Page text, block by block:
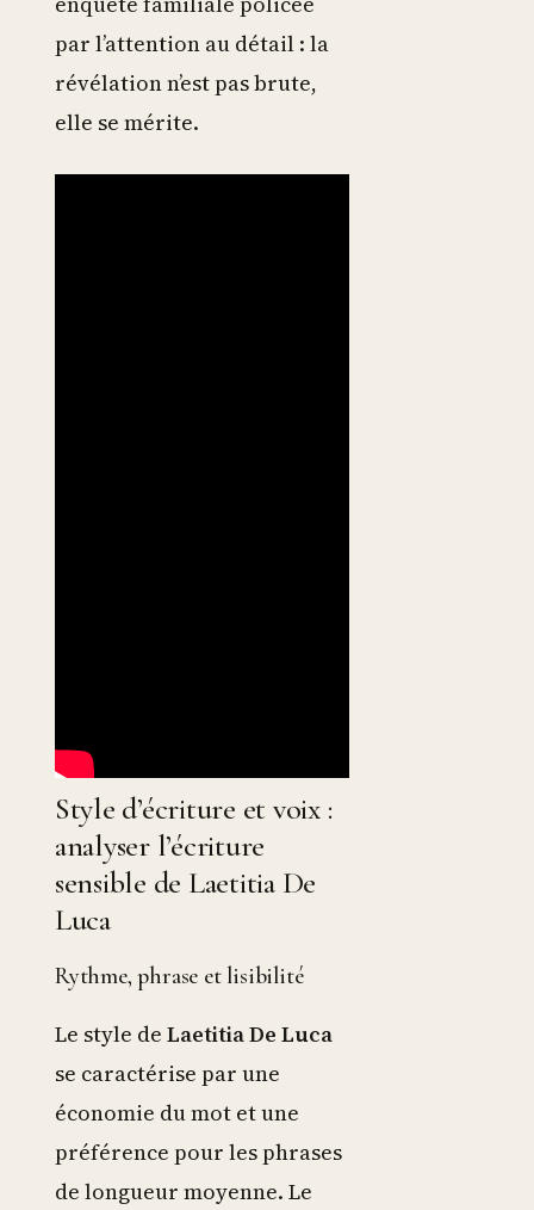
par l’attention au détail : la
révélation n’est pas brute,
elle se mérite.
Style d’écriture et voix :
analyser l’écriture
sensible de Laetitia De
Luca
Rythme, phrase et lisibilité
Le style de Laetitia De Luca
se caractérise par une
économie du mot et une
préférence pour les phrases
de longueur moyenne. Le